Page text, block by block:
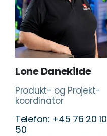
Lone Danekilde
Produkt- og Projekt-
koordinator
Telefon: +45 76 20 10
50